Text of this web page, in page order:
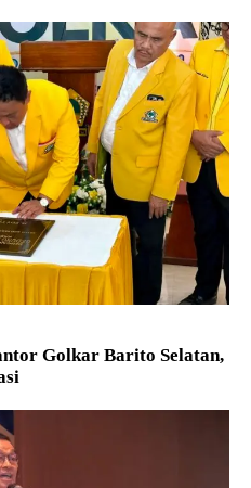
Golkar Barito Selatan,